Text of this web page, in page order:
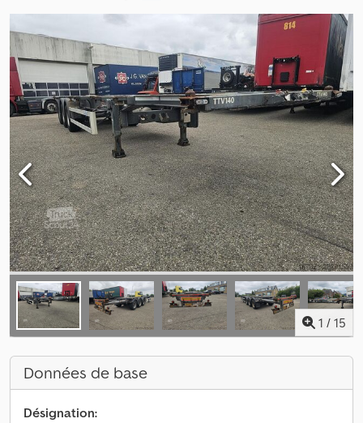
1 / 15
Données de base
Désignation: